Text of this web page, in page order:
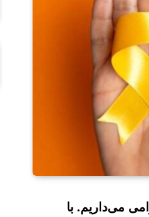
گرامی می‌داریم. با